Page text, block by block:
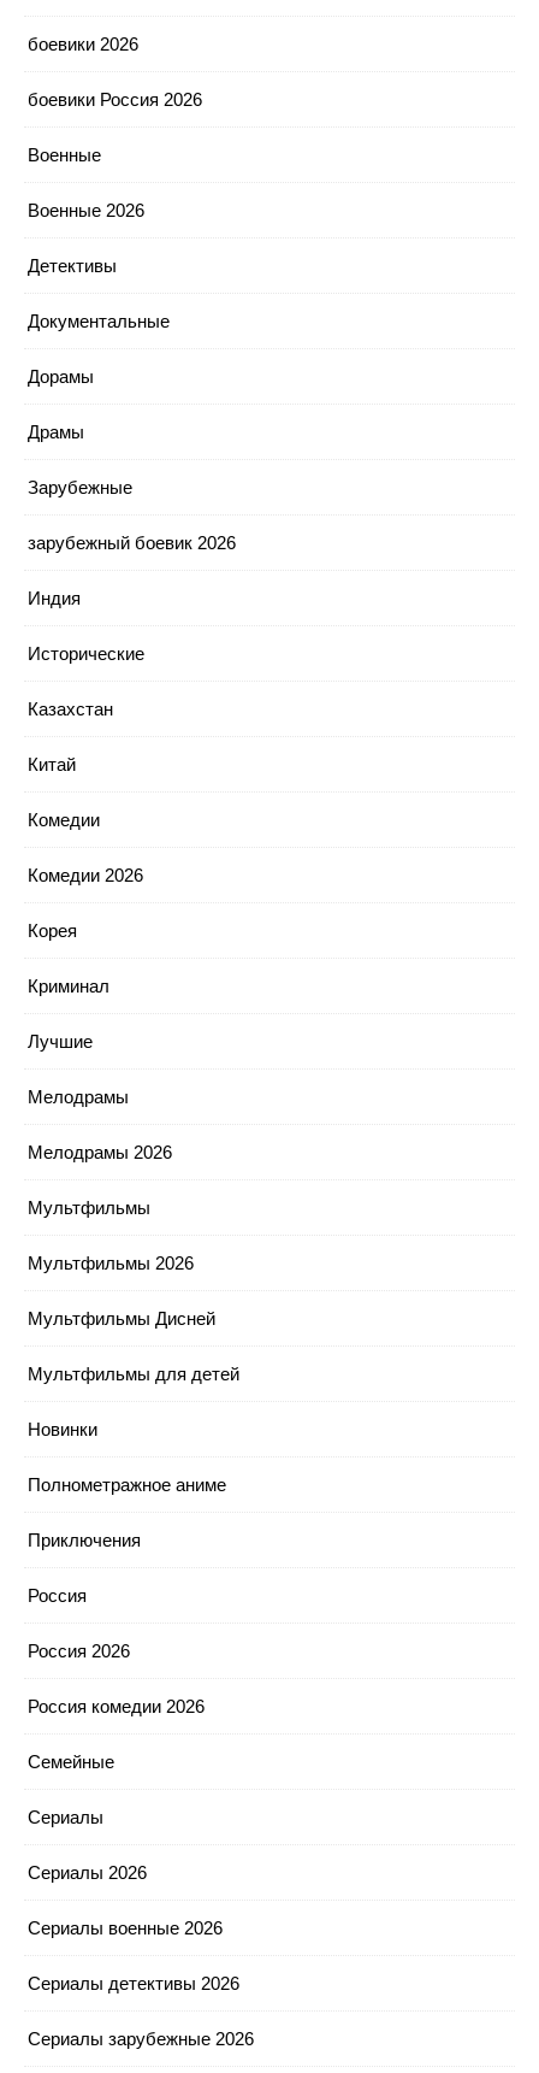
боевики 2026
боевики Россия 2026
Военные
Военные 2026
Детективы
Документальные
Дорамы
Драмы
Зарубежные
зарубежный боевик 2026
Индия
Исторические
Казахстан
Китай
Комедии
Комедии 2026
Корея
Криминал
Лучшие
Мелодрамы
Мелодрамы 2026
Мультфильмы
Мультфильмы 2026
Мультфильмы Дисней
Мультфильмы для детей
Новинки
Полнометражное аниме
Приключения
Россия
Россия 2026
Россия комедии 2026
Семейные
Сериалы
Сериалы 2026
Сериалы военные 2026
Сериалы детективы 2026
Сериалы зарубежные 2026